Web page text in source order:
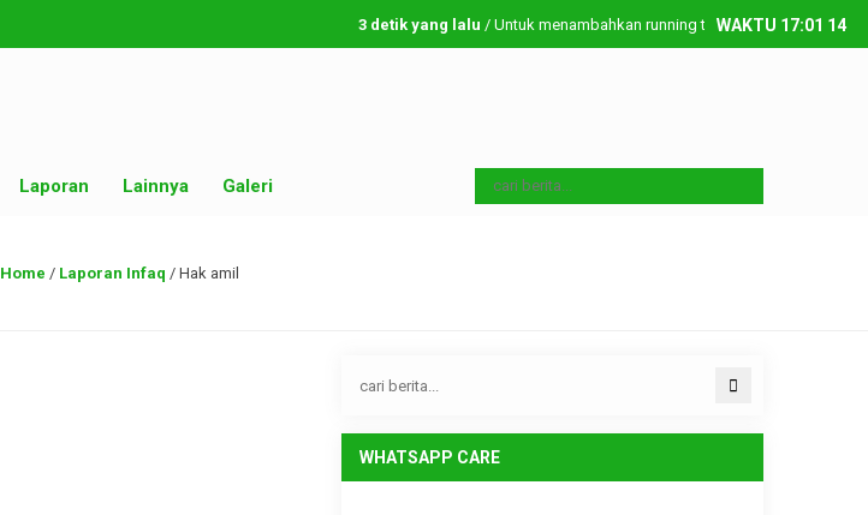
3 detik yang lalu / Untuk menambahkan running text silahkan ke Dashboard
WAKTU 17:01 15
Laporan Lainnya Galeri
Home / Laporan Infaq / Hak amil
WHATSAPP CARE